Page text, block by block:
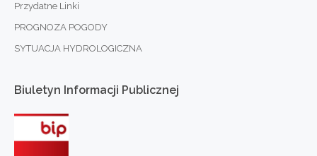
Przydatne Linki
PROGNOZA POGODY
SYTUACJA HYDROLOGICZNA
Biuletyn Informacji Publicznej